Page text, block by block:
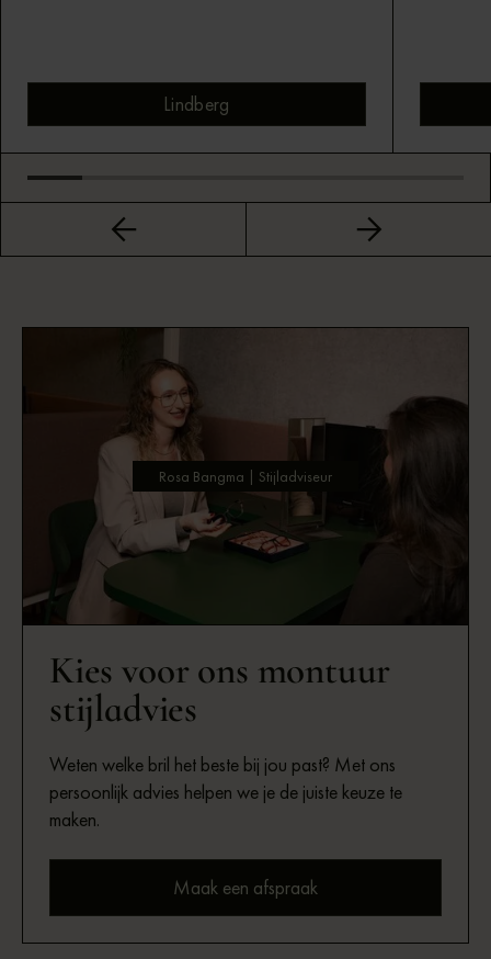
Lindberg
Bekijk montuur
Kies voor ons montuur
stijladvies
Weten welke bril het beste bij jou past? Met ons
persoonlijk advies helpen we je de juiste keuze te
maken.
Maak een afspraak
Rosa Bangma | Stijladviseur